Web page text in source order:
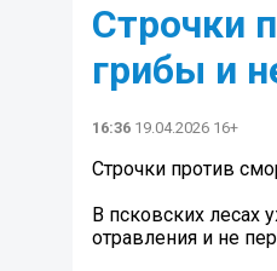
Строчки
грибы и
16:36 19.04.2026 16+
Строчки против
В псковских лесах
отравления и не